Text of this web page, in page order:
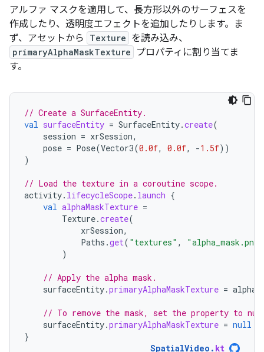
アルファ マスクを適用して、長方形以外のサーフェスを
作成したり、透明度エフェクトを追加したりします。ま
ず、アセットから
Texture を読み込み、
primaryAlphaMaskTexture
プロパティに割り当てま
す。
// Create a SurfaceEntity.
val surfaceEntity = SurfaceEntity.create(
session = xrSession,
pose = Pose(Vector3(0.0f, 0.0f, -1.5f))
)
// Load the texture in a coroutine scope.
activity. lifecycleScope. launch {
val alphaMaskTexture =
Texture.create(
xrSession,
Paths .get( "textures" ,
"alpha_mask.png"
)
// Apply the alpha mask.
surfaceEntity.primaryAlphaMaskTexture =
// To remove the mask, set the property to
surfaceEntity.primaryAlphaMaskTexture = null
}
SpatialVideo . kt